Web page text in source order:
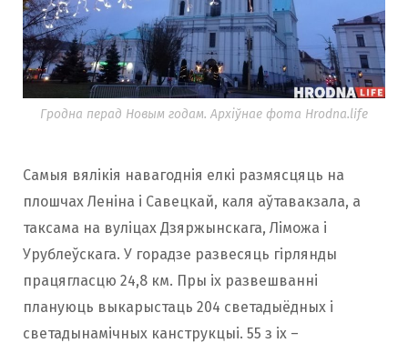
Гродна перад Новым годам. Архіўнае фота Hrodna.life
Самыя вялікія навагоднія елкі размясцяць на
плошчах Леніна і Савецкай, каля аўтавакзала, а
таксама на вуліцах Дзяржынскага, Ліможа і
Урублеўскага. У горадзе развесяць гірлянды
працягласцю 24,8 км. Пры іх развешванні
плануюць выкарыстаць 204 светадыёдных і
светадынамічных канструкцыі. 55 з іх –